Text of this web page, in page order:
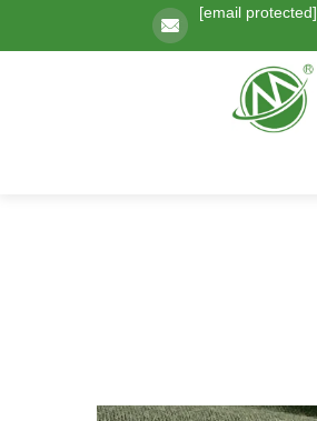
[email protected]